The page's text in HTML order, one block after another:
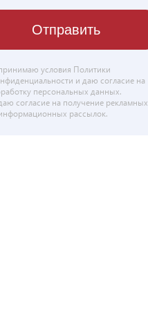
Отправить
условия Политики
и даю согласие на
персональных данных.
согласие на получение рекламных
рассылок.